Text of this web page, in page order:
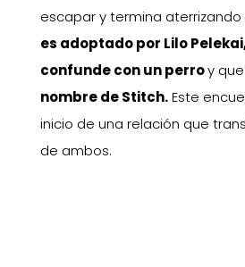
escapar y termina aterrizando
es adoptado por Lilo
confunde con un perroy
nombre de Stitch.Este
inicio de una relación que
de ambos.